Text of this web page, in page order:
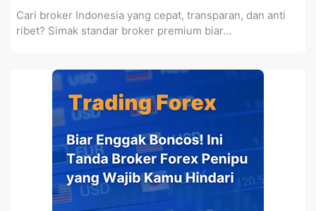
Cari broker Indonesia yang cepat, transparan, dan anti
ribet? Simak standar broker premium biar...